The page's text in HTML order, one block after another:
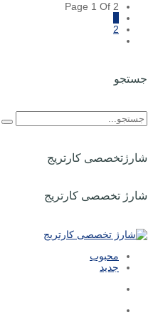
Page 1 Of 2
2
جستجو
شارژتخصصی کارتریج
شارژ تخصصی کارتریج
محبوب
جدید